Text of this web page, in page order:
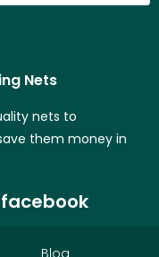
Nets
nets to
them money in
facebook
Blog